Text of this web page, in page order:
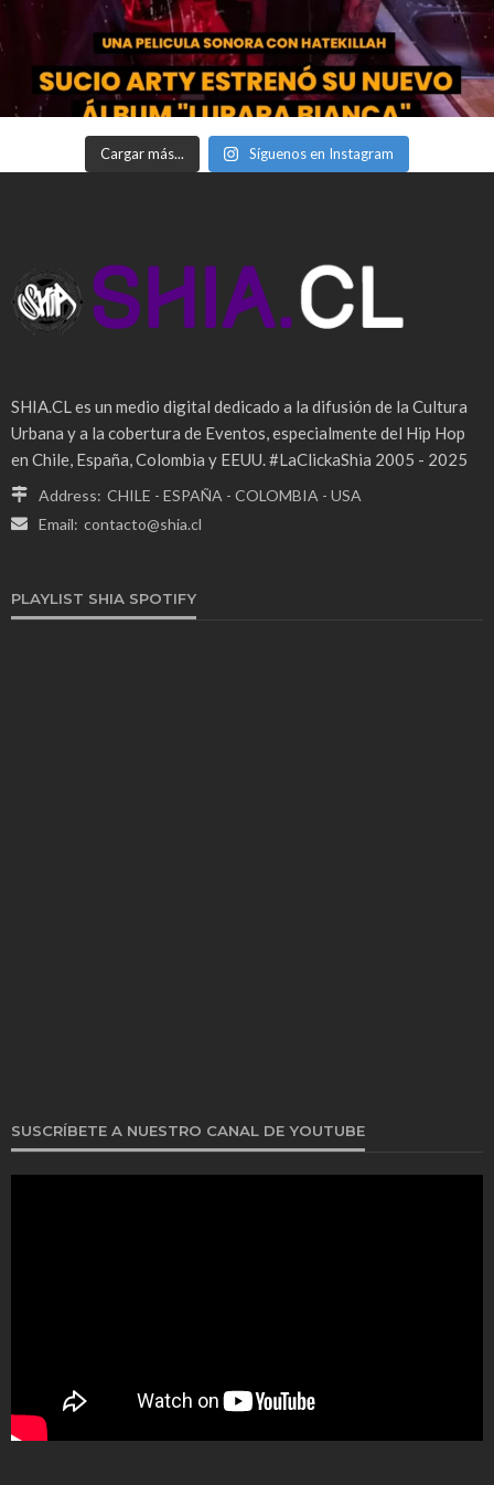
Cargar más... Síguenos en Instagram
SHIA.CL es un medio digital dedicado a la difusión de la Cultura
Urbana y a la cobertura de Eventos, especialmente del Hip Hop
en Chile, España, Colombia y EEUU. #LaClickaShia 2005 - 2025
Address: CHILE - ESPAÑA - COLOMBIA - USA
Email: contacto@shia.cl
PLAYLIST SHIA SPOTIFY
SUSCRÍBETE A NUESTRO CANAL DE YOUTUBE